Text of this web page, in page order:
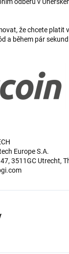
odběru v
že chcete platit
a během pár
Europe S.A.
3511GC Utrecht,